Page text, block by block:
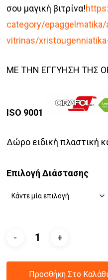
σου μαγική βιτρίνα!
category/
vitrinas/
ΜΕ ΤΗΝ ΕΓΓΥΗΣΗ ΤΗΣ
ISO 9001
Δώρο ειδική πλαστική
Επιλογή Διάστασης
Προσθήκη Στο Καλάθι